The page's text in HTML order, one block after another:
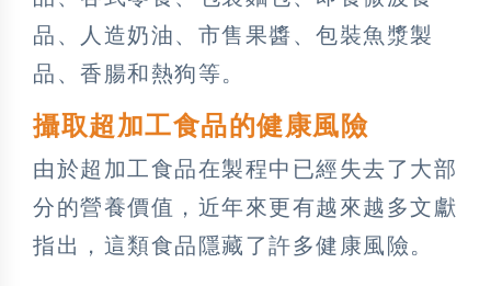
品、人造奶油、市售果醬、包裝魚漿製
品、香腸和熱狗等。
攝取超加工食品的健康風險
由於超加工食品在製程中已經失去了大部
分的營養價值，近年來更有越來越多文獻
指出，這類食品隱藏了許多健康風險。